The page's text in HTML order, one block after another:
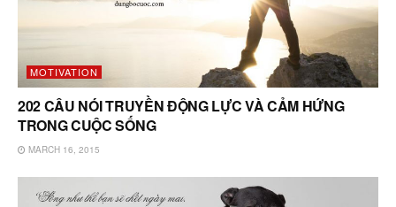
MOTIVATION
202 CÂU NÓI TRUYỀN ĐỘNG LỰC VÀ CẢM HỨNG
TRONG CUỘC SỐNG
MARCH 16, 2015